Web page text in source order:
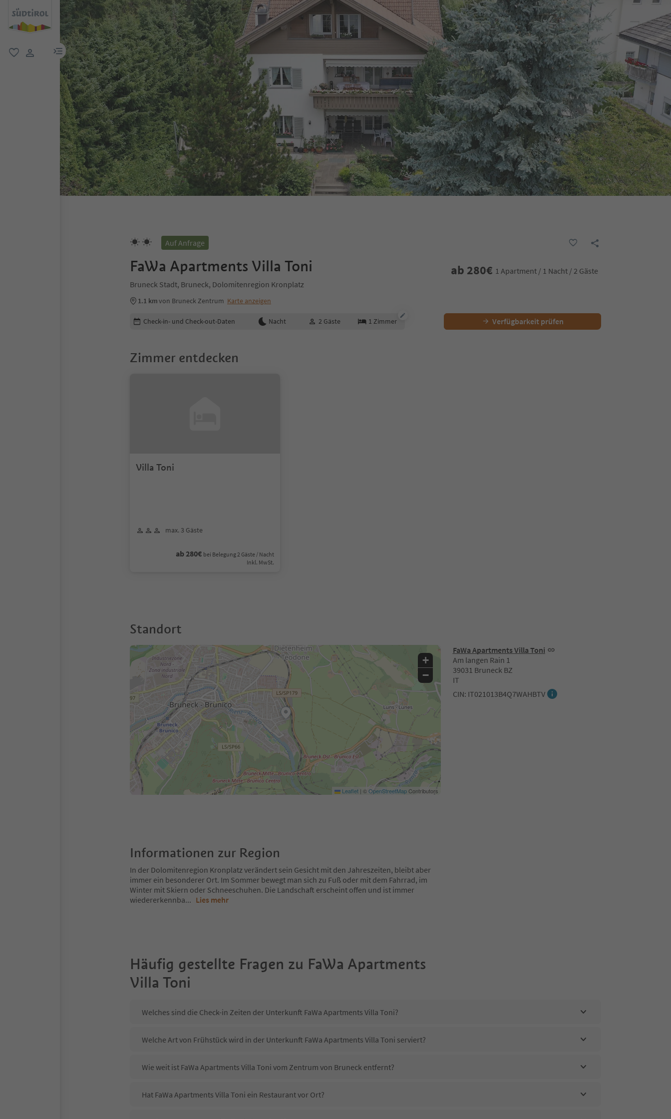
menu link
Auf Anfrage
FaWa Apartments Villa Toni
Bruneck Stadt, Bruneck, Dolomitenregion Kronplatz
1.1 kmvon Bruneck Zentrum Karte anzeigen
ab 280€ 1 Apartment / 1 Nacht / 2 Gäste
Buchungsdetails bearbeiten
Check-in- und Check-out-Daten Nacht 2 Gäste 1 Zimmer Verfügbarkeit prüfen
Zimmer entdecken
Villa Toni
max. 3 Gäste
ab 280€ bei Belegung 2 Gäste / Nacht
Inkl. MwSt.
Standort
FaWa Apartments Villa Toni
Am langen Rain 1
39031 Bruneck BZ
IT
CIN: IT021013B4Q7WAHBTV
+
−
Leaflet | ©OpenStreetMapContributors
Informationen zur Region
In der Dolomitenregion Kronplatz verändert sein Gesicht mit den Jahreszeiten, bleibt aber
immer ein besonderer Ort. Im Sommer bewegt man sich zu Fuß oder mit dem Fahrrad, im
Winter mit Skiern oder Schneeschuhen. Die Landschaft erscheint offen und ist immer
wiedererkennba... Lies mehr
Häufig gestellte Fragen zu FaWa Apartments
Villa Toni
Welches sind die Check-in Zeiten der Unterkunft FaWa Apartments Villa Toni?
Welche Art von Frühstück wird in der Unterkunft FaWa Apartments Villa Toni serviert?
Wie weit ist FaWa Apartments Villa Toni vom Zentrum von Bruneck entfernt?
Hat FaWa Apartments Villa Toni ein Restaurant vor Ort?